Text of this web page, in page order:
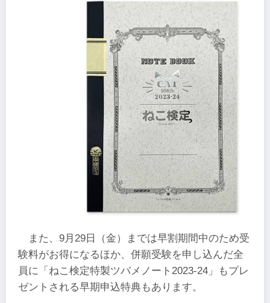
また、9月29日（金）までは早割期間中のため受
験料がお得になるほか、併願受験を申し込んだ全
員に「ねこ検定特製ツバメノート2023-24」もプレ
ゼントされる早期申込特典もあります。